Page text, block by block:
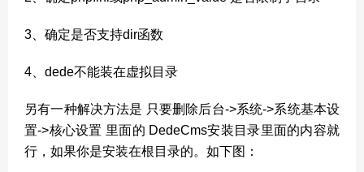
3、确定是否支持dir函数
4、dede不能装在虚拟目录
另有一种解决方法是 只要删除后台->系统->系统基本设
置->核心设置 里面的 DedeCms安装目录里面的内容就
行，如果你是安装在根目录的。如下图：